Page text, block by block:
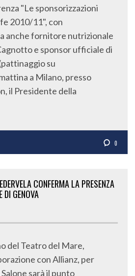
"Le sponsorizzazioni
2010/11", con
anche fornitore nutrizionale
e sponsor ufficiale di
su
a Milano, presso
il Presidente della
0
CONFERMA LA PRESENZA
DI GENOVA
del Teatro del Mare,
con Allianz, per
sarà il punto